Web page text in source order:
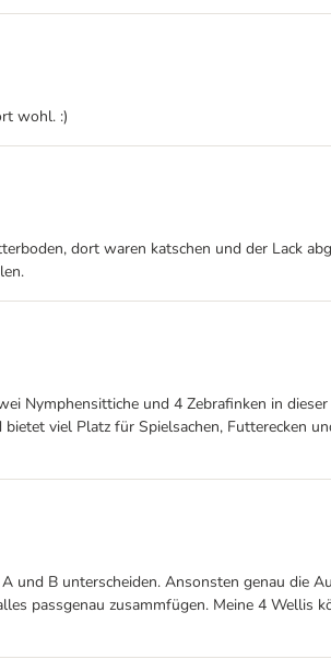
wohl. :)
dort waren katschen und der Lack
Nymphensittiche und 4 Zebrafinken in dieser
viel Platz für Spielsachen, Futterecken
und B unterscheiden. Ansonsten genau die
passgenau zusammfügen. Meine 4 Wellis